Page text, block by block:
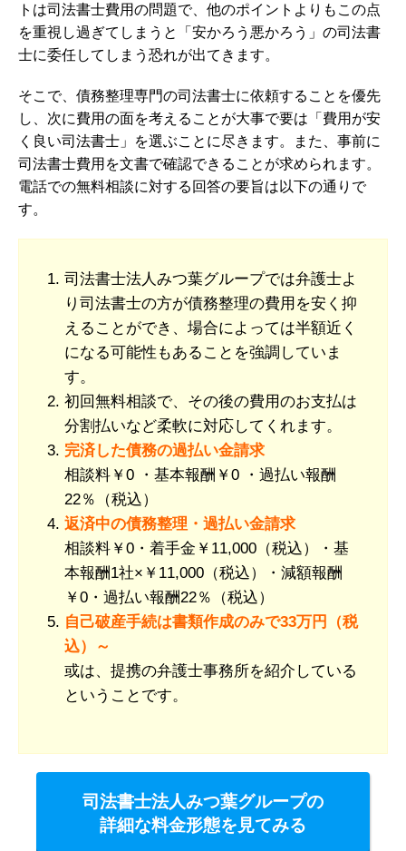
トは司法書士費用の問題で、他のポイントよりもこの点
を重視し過ぎてしまうと「安かろう悪かろう」の司法書
士に委任してしまう恐れが出てきます。
そこで、債務整理専門の司法書士に依頼することを優先
し、次に費用の面を考えることが大事で要は「費用が安
く良い司法書士」を選ぶことに尽きます。また、事前に
司法書士費用を文書で確認できることが求められます。
電話での無料相談に対する回答の要旨は以下の通りで
す。
司法書士法人みつ葉グループでは弁護士よ
り司法書士の方が債務整理の費用を安く抑
えることができ、場合によっては半額近く
になる可能性もあることを強調していま
す。
初回無料相談で、その後の費用のお支払は
分割払いなど柔軟に対応してくれます。
完済した債務の過払い金請求
相談料￥0 ・基本報酬￥0 ・過払い報酬
22％（税込）
返済中の債務整理・過払い金請求
相談料￥0・着手金￥11,000（税込）・基
本報酬1社×￥11,000（税込）・減額報酬
￥0・過払い報酬22％（税込）
自己破産手続は書類作成のみで33万円（税
込）～
或は、提携の弁護士事務所を紹介している
ということです。
司法書士法人みつ葉グループの
詳細な料金形態を見てみる